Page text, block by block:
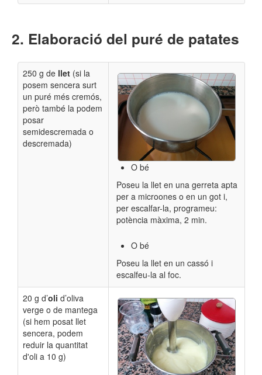
Elaboració del puré de patates
250 g de llet(si la
posem sencera surt
un puré més cremós,
però també la podem
posar
semidescremada o
descremada)
O bé
Poseu la llet en una gerreta apta
per a microones o en un got i,
per escalfar-la, programeu:
potència màxima, 2 min.
O bé
Poseu la llet en un cassó i
escalfeu-la al foc.
20 g d’oli d’oliva
verge o de mantega
(si hem posat llet
sencera, podem
reduir la quantitat
d'oli a 10 g)